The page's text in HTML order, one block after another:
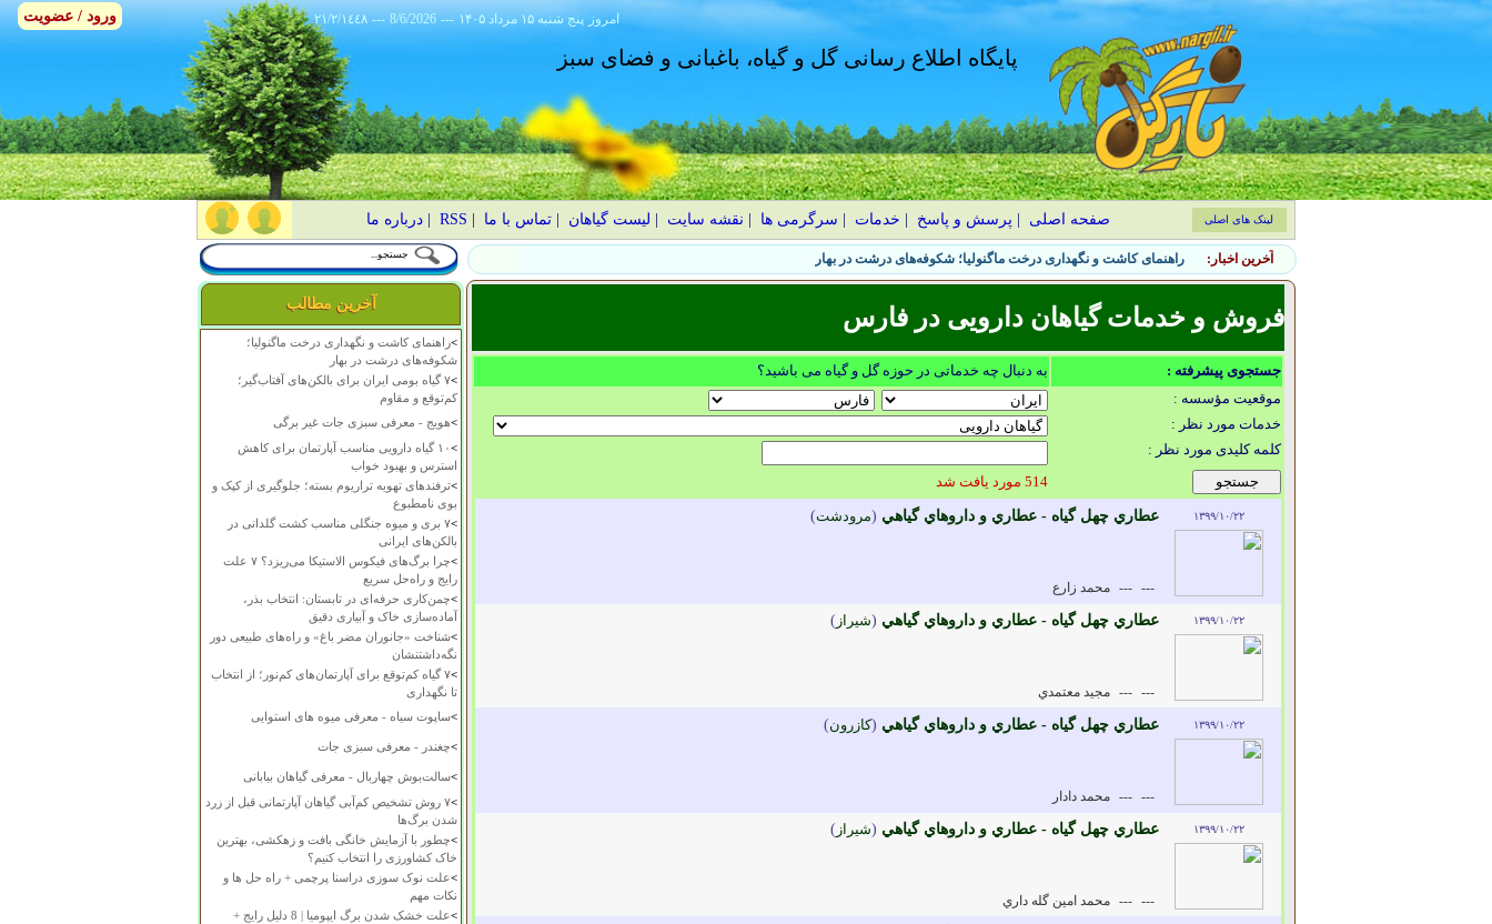
٢١/٢/١٤٤٨ --- 8/6/2026 --- ۱۴۰۵ پنج شنبه ۱۵ مرداد امروز
پایگاه اطلاع رسانی گل و گیاه، باغبانی و فضای سبز
صفحه اصلی پرسش و پاسخ خدمات سرگرمی ها نقشه سایت لیست گیاهان |تماس با ما RSS
|درباره ما لینک های اصلی
آخرین اخبار: راهنمای کاشت و نگهداری درخت ماگنولیا؛ شکوفه‌های درشت در بهار
آخرین مطالب
>راهنمای کاشت و نگهداری درخت ماگنولیا؛
شکوفه‌های درشت در بهار
>
۷ گیاه بومی ایران برای بالکن‌های آفتاب‌گیر؛
کم‌توقع و مقاوم
>هویج - معرفی سبزی جات غیر برگی
>
۱۰ گیاه دارویی مناسب آپارتمان برای کاهش
استرس و بهبود خواب
>ترفندهای تهویه تراریوم بسته؛ جلوگیری از کپک و
بوی نامطبوع
>
۷ بری و میوه جنگلی مناسب کشت گلدانی در
بالکن‌های ایرانی
>
چرا برگ‌های فیکوس الاستیکا می‌ریزد؟ ۷ علت
رایج و راه‌حل سریع
>چمن‌کاری حرفه‌ای در تابستان: انتخاب بذر،
آماده‌سازی خاک و آبیاری دقیق
>شناخت «جانوران مضر باغ» و راه‌های طبیعی دور
نگه‌داشتنشان
>
۷ گیاه کم‌توقع برای آپارتمان‌های کم‌نور؛ از انتخاب
تا نگهداری
>ساپوت سیاه - معرفی میوه های استوایی
>چغندر - معرفی سبزی جات
>سالت‌بوش چهاربال - معرفی گیاهان بیابانی
>
۷ روش تشخیص کم‌آبی گیاهان آپارتمانی قبل از زرد
شدن برگ‌ها
>چطور با آزمایش خانگی بافت و زهکشی، بهترین
خاک کشاورزی را انتخاب کنیم؟
>علت نوک سوزی دراسنا پرچمی + راه حل ها و
نکات مهم
>
علت خشک شدن برگ ایپومیا | 8 دلیل رایج +
فروش و خدمات گیاهان دارویی در فارس
جستجوی پیشرفته :
به دنبال چه خدماتی در حوزه گل و گیاه می باشید؟
موقعیت مؤسسه :
خدمات مورد نظر :
کلمه کلیدی مورد نظر :
514 مورد یافت شد
۱۳۹۹/۱۰/۲۲ عطاري چهل گياه - عطاري و داروهاي گياهي (مرودشت)
---
--- محمد زارع
۱۳۹۹/۱۰/۲۲ عطاري چهل گياه - عطاري و داروهاي گياهي (شيراز )
---
--- مجيد معتمدي
۱۳۹۹/۱۰/۲۲ عطاري چهل گياه - عطاري و داروهاي گياهي (کازرون)
---
--- محمد دادار
۱۳۹۹/۱۰/۲۲ عطاري چهل گياه - عطاري و داروهاي گياهي (شيراز )
---
--- محمد امين گله داري
ورود / عضویت